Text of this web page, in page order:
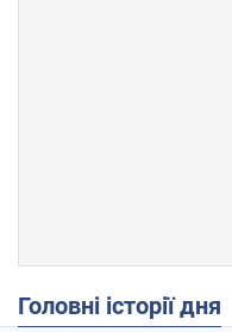
Головні історії дня